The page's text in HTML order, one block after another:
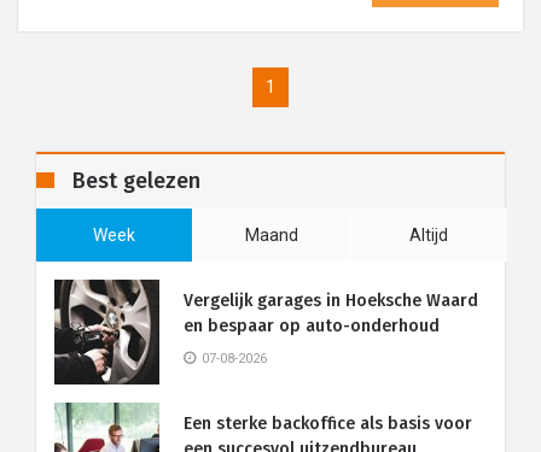
1
Best gelezen
Week Maand Altijd
Vergelijk garages in Hoeksche Waard
en bespaar op auto-onderhoud
07-08-2026
Een sterke backoffice als basis voor